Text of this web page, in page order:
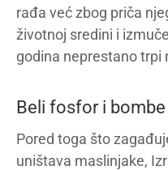
rađa već zbog priča
životnoj sredini i
godina neprestano trpi
Beli fosfor i bombe
Pored toga što
uništava maslinjake,